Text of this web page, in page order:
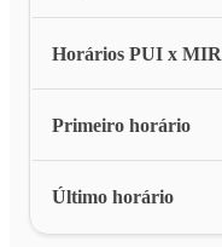
Horários PUI x MIR
Primeiro horário
Último horário